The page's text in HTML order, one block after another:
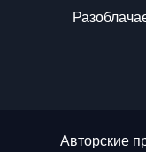
Авторские